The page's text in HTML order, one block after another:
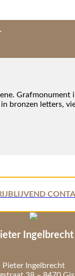
Grafmonument
bronzen letters,
Ingelbrecht
Pieter Ingelbrecht